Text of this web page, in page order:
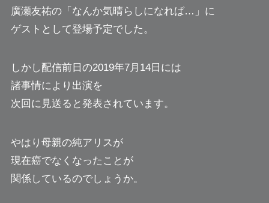
廣瀬友祐の「なんか気晴らしになれば…」に
ゲストとして登場予定でした。
しかし配信前日の2019年7月14日には
諸事情により出演を
次回に見送ると発表されています。
やはり母親の純アリスが
現在癌でなくなったことが
関係しているのでしょうか。